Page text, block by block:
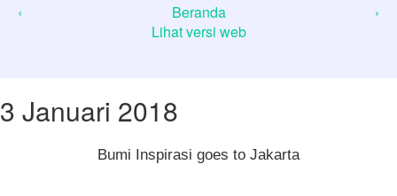
‹ ›
Beranda
Lihat versi web
3 Januari 2018
Bumi Inspirasi goes to Jakarta